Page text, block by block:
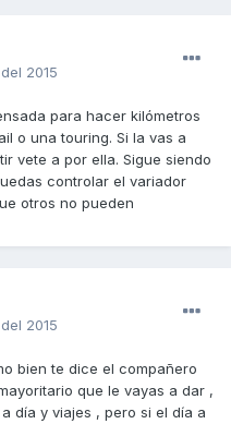
2015
para hacer kilómetros
o una touring. Si la vas a
vete a por ella. Sigue siendo
controlar el variador
otros no pueden
2015
bien te dice el compañero
que le vayas a dar ,
día y viajes , pero si el día a